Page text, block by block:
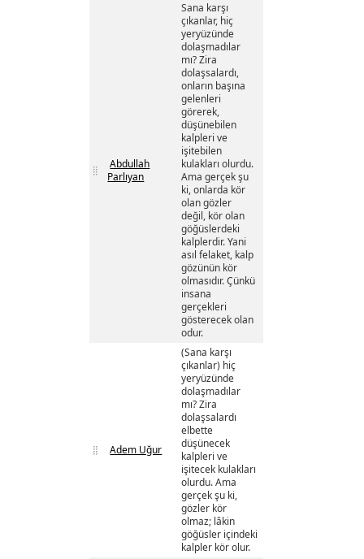
Abdullah
Parlıyan
Sana karşı
çıkanlar, hiç
yeryüzünde
dolaşmadılar
mı? Zira
dolaşsalardı,
onların başına
gelenleri
görerek,
düşünebilen
kalpleri ve
işitebilen
kulakları olurdu.
Ama gerçek şu
ki, onlarda kör
olan gözler
değil, kör olan
göğüslerdeki
kalplerdir. Yani
asıl felaket, kalp
gözünün kör
olmasıdır. Çünkü
insana
gerçekleri
gösterecek olan
odur.
Adem Uğur
(Sana karşı
çıkanlar) hiç
yeryüzünde
dolaşmadılar
mı? Zira
dolaşsalardı
elbette
düşünecek
kalpleri ve
işitecek kulakları
olurdu. Ama
gerçek şu ki,
gözler kör
olmaz; lâkin
göğüsler içindeki
kalpler kör olur.